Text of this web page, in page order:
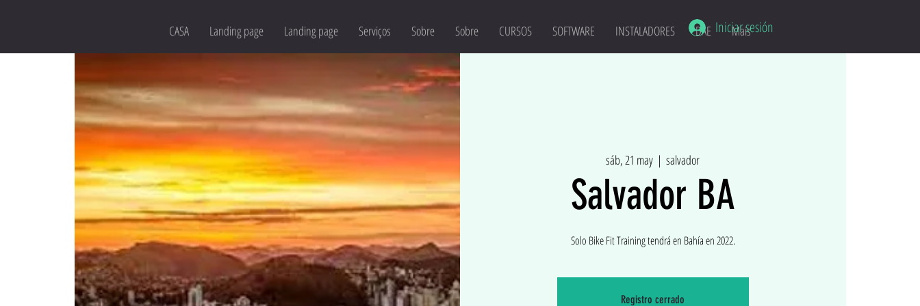
CASA Landing page Landing page Serviços Sobre Sobre CURSOS SOFTWARE INSTALADORES DAE Mais
Iniciar sesión
sáb, 21 may
  |
salvador
Salvador BA
Solo Bike Fit Training tendrá en Bahía en 2022.
Registro cerrado